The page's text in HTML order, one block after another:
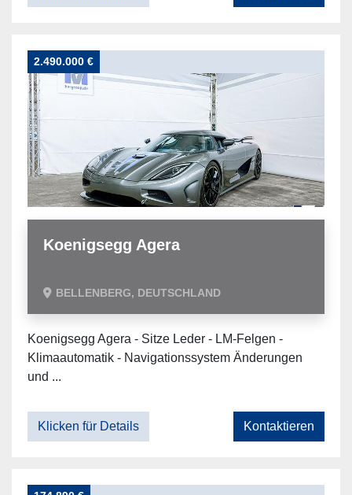
2.490.000 €
Koenigsegg Agera
BELLENBERG, DEUTSCHLAND
Koenigsegg Agera - Sitze Leder - LM-Felgen -
Klimaautomatik - Navigationssystem Änderungen
und ...
Klicken für Details Kontaktieren